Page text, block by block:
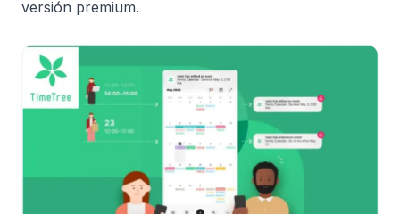
versión premium.